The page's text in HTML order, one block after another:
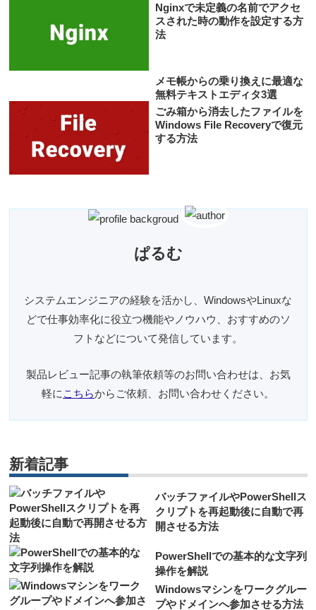
Nginxで未定義の名前でアクセ
スされた時の動作を設定する方
法
メモ帳からの乗り換えに最適な
無料テキストエディタ3選
ごみ箱から消去したファイルを
Windows File Recoveryで復元
する方法
ぱるむ
システムエンジニアの経験を活かし、WindowsやLinuxな
どで仕事効率化に役立つ機能やノウハウ、おすすめのソ
フトなどについて発信しています。
製品レビュー記事の執筆依頼等のお問い合わせは、お気
軽にこちらからご依頼、お問い合わせください。
新着記事
バッチファイルやPowerShellス
クリプトを再起動後に自動で再
開させる方法
PowerShellでの基本的な文字列
操作を解説
Windowsマシンをワークグルー
プやドメインへ参加させる方法